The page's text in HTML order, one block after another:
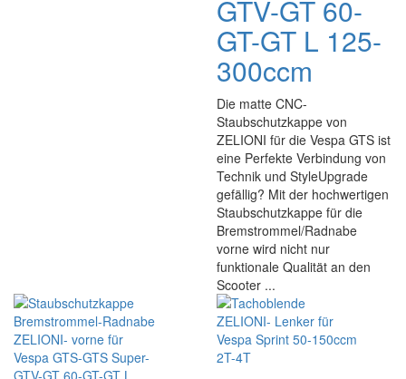
GTV-GT 60-
GT-GT L 125-
300ccm
Die matte CNC-
Staubschutzkappe von
ZELIONI für die Vespa GTS ist
eine Perfekte Verbindung von
Technik und StyleUpgrade
gefällig? Mit der hochwertigen
Staubschutzkappe für die
Bremstrommel/Radnabe
vorne wird nicht nur
funktionale Qualität an den
Scooter ...